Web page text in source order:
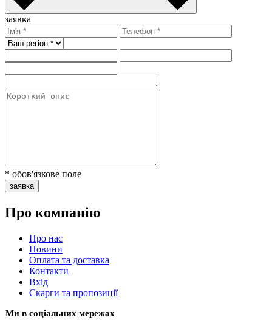
заявка
* обов'язкове поле
заявка
Про компанію
Про нас
Новини
Оплата та доставка
Контакти
Вхiд
Скарги та пропозиції
Ми в соціальних мережах